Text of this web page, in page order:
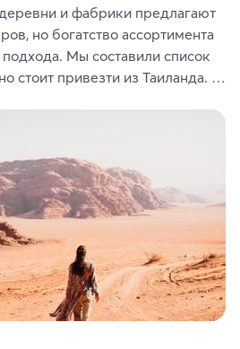
и фабрики предлагают
но богатство ассортимента
Мы составили список
стоит привезти из Таиланда.
предметы интерьера